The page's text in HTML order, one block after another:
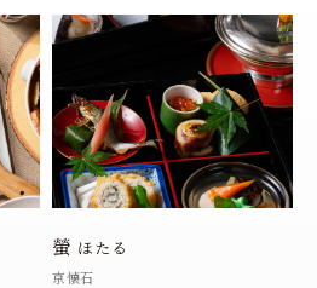
螢 ほたる
京懐石